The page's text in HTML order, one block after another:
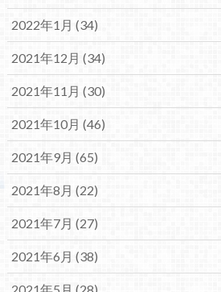
2022年1月 (34)
2021年12月 (34)
2021年11月 (30)
2021年10月 (46)
2021年9月 (65)
2021年8月 (22)
2021年7月 (27)
2021年6月 (38)